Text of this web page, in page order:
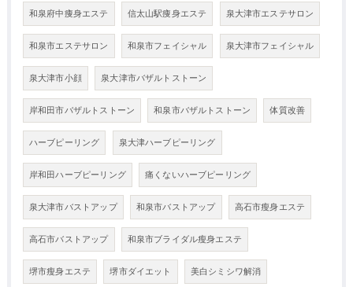
和泉府中痩身エステ 信太山駅痩身エステ 泉大津市エステサロン
和泉市エステサロン 和泉市フェイシャル 泉大津市フェイシャル
泉大津市小顔 泉大津市バザルトストーン
岸和田市バザルトストーン 和泉市バザルトストーン 体質改善
ハーブピーリング 泉大津ハーブピーリング
岸和田ハーブピーリング 痛くないハーブピーリング
泉大津市バストアップ 和泉市バストアップ 高石市瘦身エステ
高石市バストアップ 和泉市ブライダル瘦身エステ
堺市瘦身エステ 堺市ダイエット 美白シミシワ解消